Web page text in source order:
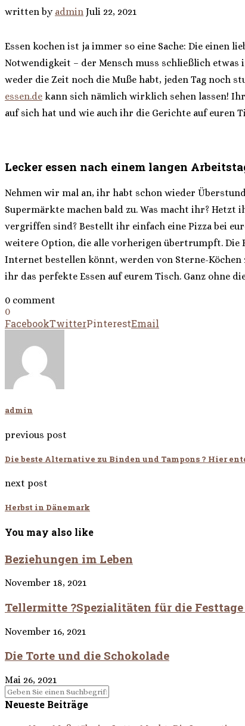
written by admin Juli 22, 2021
Essen kochen ist ja immer so eine Sache: Die einen
Notwendigkeit – der Mensch muss schließlich etwas
weder die Zeit noch die Muße habt, jeden Tag noch
essen.de kann sich nämlich wirklich sehen lassen!
auf sich hat und wie auch ihr die Gerichte auf euren
Lecker essen nach einem langen
Nehmen wir mal an, ihr habt schon wieder
Supermärkte machen bald zu. Was macht ihr?
vergriffen sind? Bestellt ihr einfach eine Pizza bei
weitere Option, die alle vorherigen übertrumpft. Die
Internet bestellen könnt, werden von Sterne-
ihr das perfekte Essen auf eurem Tisch. Ganz ohne
0 comment
0
FacebookTwitterPinterestEmail
admin
previous post
Die beste Alternative zu Binden und Tampons ? Hier
next post
Herbst in Dänemark
You may also like
Beziehungen im Leben
November 18, 2021
Tellermitte ?Spezialitäten für die
November 16, 2021
Die Torte und die Schokolade
Mai 26, 2021
Neueste Beiträge